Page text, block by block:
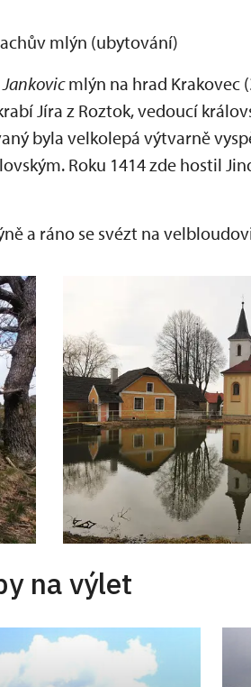
mlýn (ubytování)
Jankovicmlýn na hrad Krakovec
Jíra z Roztok, vedoucí
byla velkolepá výtvarně
Roku 1414 zde hostil
a ráno se svézt na
na výlet